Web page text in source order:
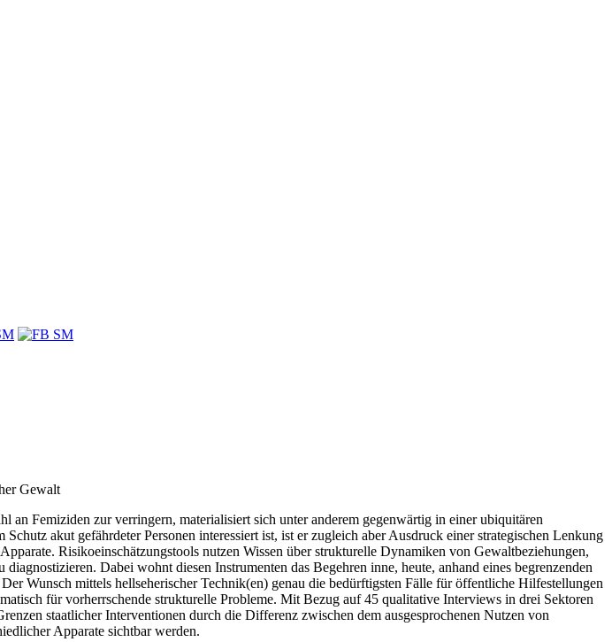
Gewalt
Femiziden zur verringern, materialisiert sich unter anderem gegenwärtig in einer ubiquitären
akut gefährdeter Personen interessiert ist, ist er zugleich aber Ausdruck einer strategischen Lenkung
Risikoeinschätzungstools nutzen Wissen über strukturelle Dynamiken von Gewaltbeziehungen,
Dabei wohnt diesen Instrumenten das Begehren inne, heute, anhand eines begrenzenden
Wunsch mittels hellseherischer Technik(en) genau die bedürftigsten Fälle für öffentliche Hilfestellungen
für vorherrschende strukturelle Probleme. Mit Bezug auf 45 qualitative Interviews in drei Sektoren
staatlicher Interventionen durch die Differenz zwischen dem ausgesprochenen Nutzen von
Apparate sichtbar werden.